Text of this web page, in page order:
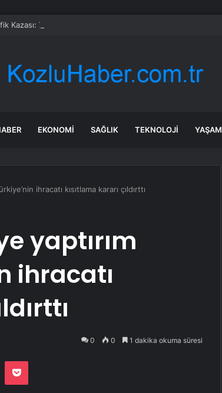
Kazası: 7 Yaralı
EKONOMI SAĞLIK TEKNOLOJI YAŞAM
ihracatı kısıtlama kararı çıldırttı
yaptırım
ihracatı
0 0 1 dakika okuma süresi
Odnoklassniki
Pocket